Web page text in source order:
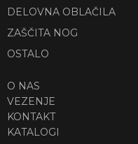
DELOVNA OBLAČILA
ZAŠČITA NOG
OSTALO
O NAS
VEZENJE
KONTAKT
KATALOGI